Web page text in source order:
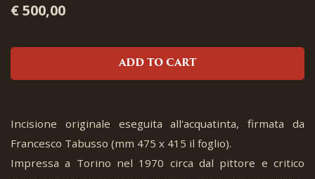
€ 500,00
ADD TO CART
Incisione originale eseguita all'acquatinta, firmata da
Francesco Tabusso (mm 475 x 415 il foglio).
Impressa a Torino nel 1970 circa dal pittore e critico